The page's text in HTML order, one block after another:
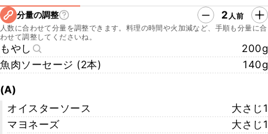
分量の調整 2 人前
人数に合わせて分量を調整できます。料理の時間や火加減など、手順も分量に合
わせて調整してくださいね。
もやし
200g
魚肉ソーセージ (2本)
140g
(A)
オイスターソース
大さじ1
マヨネーズ
大さじ1